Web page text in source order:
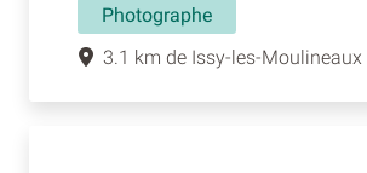
Photographe
3.1 km de Issy-les-Moulineaux